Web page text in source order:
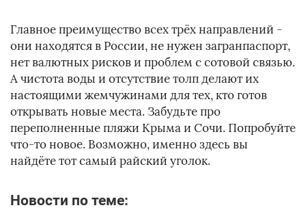
Главное преимущество всех трёх направлений -
они находятся в России, не нужен загранпаспорт,
нет валютных рисков и проблем с сотовой связью.
А чистота воды и отсутствие толп делают их
настоящими жемчужинами для тех, кто готов
открывать новые места. Забудьте про
переполненные пляжи Крыма и Сочи. Попробуйте
что-то новое. Возможно, именно здесь вы
найдёте тот самый райский уголок.
Новости по теме: